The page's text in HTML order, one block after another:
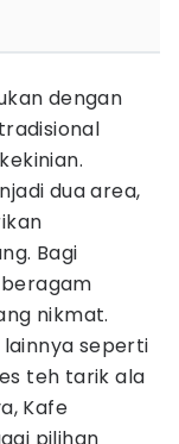
dengan
dua area,
Bagi
nikmat.
seperti
teh tarik ala
Kafe